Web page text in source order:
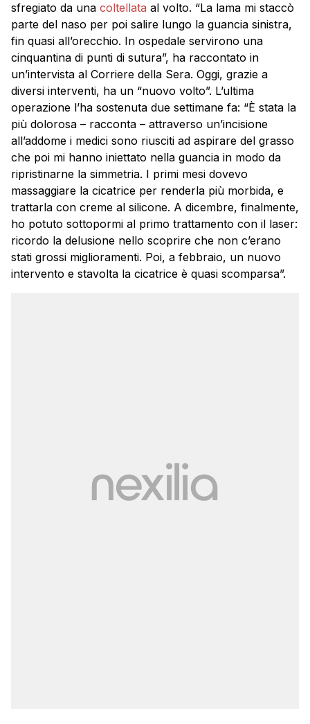
sfregiato da una coltellata al volto. “La lama mi staccò
parte del naso per poi salire lungo la guancia sinistra,
fin quasi all’orecchio. In ospedale servirono una
cinquantina di punti di sutura”, ha raccontato in
un’intervista al Corriere della Sera. Oggi, grazie a
diversi interventi, ha un “nuovo volto”. L’ultima
operazione l’ha sostenuta due settimane fa: “È stata la
più dolorosa – racconta – attraverso un’incisione
all’addome i medici sono riusciti ad aspirare del grasso
che poi mi hanno iniettato nella guancia in modo da
ripristinarne la simmetria. I primi mesi dovevo
massaggiare la cicatrice per renderla più morbida, e
trattarla con creme al silicone. A dicembre, finalmente,
ho potuto sottopormi al primo trattamento con il laser:
ricordo la delusione nello scoprire che non c’erano
stati grossi miglioramenti. Poi, a febbraio, un nuovo
intervento e stavolta la cicatrice è quasi scomparsa”.